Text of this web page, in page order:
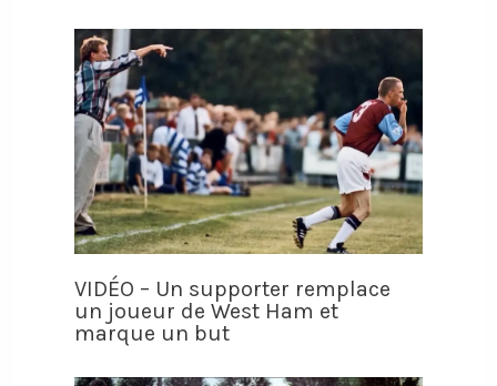
VIDÉO – Un supporter remplace
un joueur de West Ham et
marque un but